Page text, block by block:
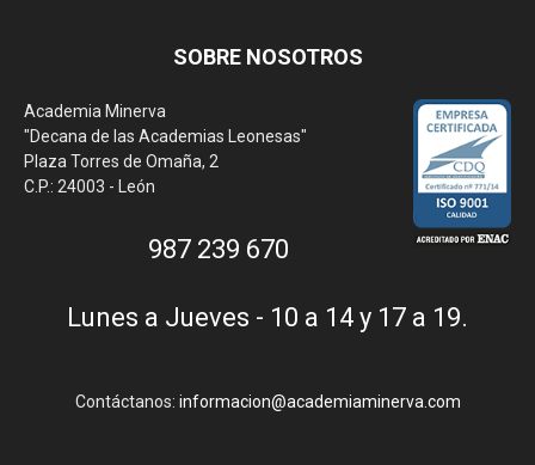
SOBRE NOSOTROS
Academia Minerva
"Decana de las Academias Leonesas"
Plaza Torres de Omaña, 2
C.P.: 24003 - León
987 239 670
Lunes a Jueves - 10 a 14 y 17 a 19.
Contáctanos: informacion@academiaminerva.com